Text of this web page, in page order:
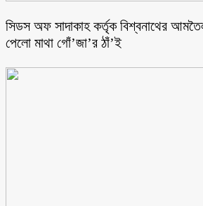
সিডস অফ সাদাকাহ কর্তৃক বিশ্বনাথের আমতৈল
পেলো মাথা গোঁ’জা’র ঠাঁ’ই